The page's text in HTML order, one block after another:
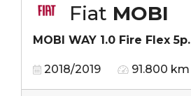
Fiat MOBI
MOBI WAY 1.0 Fire Flex 5p.
2018/2019 91.800 km